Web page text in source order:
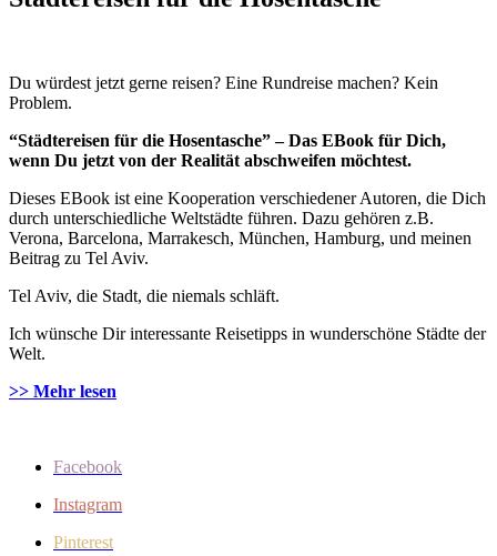
Du würdest jetzt gerne reisen? Eine Rundreise machen? Kein
Problem.
“Städtereisen für die Hosentasche” – Das EBook für Dich,
wenn Du jetzt von der Realität abschweifen möchtest.
Dieses EBook ist eine Kooperation verschiedener Autoren, die Dich
durch unterschiedliche Weltstädte führen. Dazu gehören z.B.
Verona, Barcelona, Marrakesch, München, Hamburg, und meinen
Beitrag zu Tel Aviv.
Tel Aviv, die Stadt, die niemals schläft.
Ich wünsche Dir interessante Reisetipps in wunderschöne Städte der
Welt.
>> Mehr lesen
Facebook
Instagram
Pinterest